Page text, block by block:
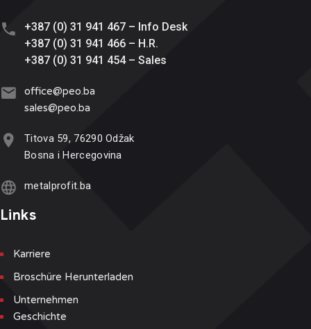
+387 (0) 31 941 467 – Info Desk
+387 (0) 31 941 466 – H.R.
+387 (0) 31 941 454 – Sales
office@peo.ba
sales@peo.ba
Titova 59, 76290 Odžak
Bosna i Hercegovina
metalprofit.ba
Links
Karriere
Broschüre Herunterladen
Unternehmen
Geschichte